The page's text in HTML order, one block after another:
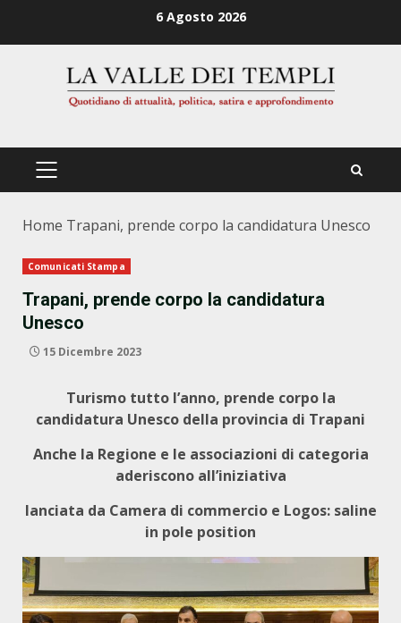
6 Agosto 2026
PRIMÄRES
Home Trapani, prende corpo la candidatura Unesco
Comunicati Stampa
Trapani, prende corpo la candidatura
Unesco
15 Dicembre 2023
Turismo tutto l’anno, prende corpo la
candidatura Unesco della provincia di Trapani
Anche la Regione e le associazioni di categoria
aderiscono all’iniziativa
lanciata da Camera di commercio e Logos: saline
in pole position